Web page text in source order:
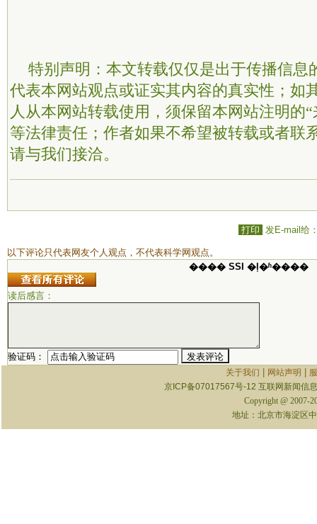
特别声明：本文转载仅仅是出于传播信息
代表本网站观点或证实其内容的真实性；如
人从本网站转载使用，须保留本网站注明的
等法律责任；作者如果不希望被转载或者联
请与我们接洽。
打印 发E-mail给
以下评论只代表网友个人观点，不代表科学网观点。
���� SSI �ļ�ʱ����
读后感言：
验证码：
关于我们 | 网站声明 |
京ICP备07017567号-12 互联网新闻信
Copyright @ 2007-
地址：北京市海淀区